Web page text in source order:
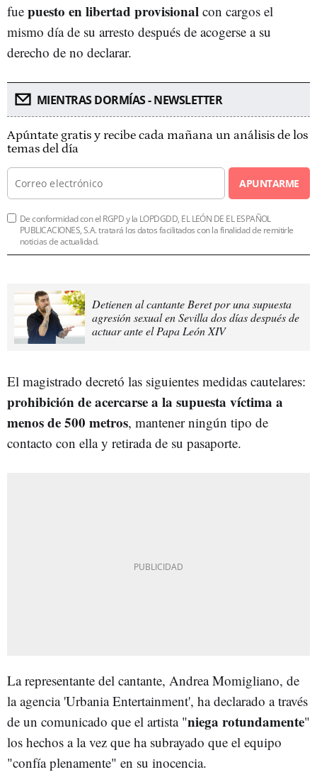
fue puesto en libertad provisional con cargos el
mismo día de su arresto después de acogerse a su
derecho de no declarar.
MIENTRAS DORMÍAS - NEWSLETTER
Apúntate gratis y recibe cada mañana un análisis de los
temas del día
APUNTARME
De conformidad con el RGPD y la LOPDGDD, EL LEÓN DE EL ESPAÑOL
PUBLICACIONES, S.A. tratará los datos facilitados con la finalidad de remitirle
noticias de actualidad.
Detienen al cantante Beret por una supuesta
agresión sexual en Sevilla dos días después de
actuar ante el Papa León XIV
El magistrado decretó las siguientes medidas cautelares:
prohibición de acercarse a la supuesta víctima a
menos de 500 metros, mantener ningún tipo de
contacto con ella y retirada de su pasaporte.
La representante del cantante, Andrea Momigliano, de
la agencia 'Urbania Entertainment', ha declarado a través
de un comunicado que el artista "niega rotundamente"
los hechos a la vez que ha subrayado que el equipo
"confía plenamente" en su inocencia.